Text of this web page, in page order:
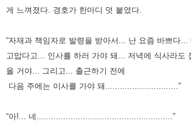
게 느껴졌다. 경호가 한마디 덧 붙였다.
“자재과 책임자로 발령을 받아서... 난 요즘 바쁘다
고맙다고... 인사를 하러 가야 돼... 저녁에 식사라도
올 거야... 그리고... 출근하기 전에
다음 주에는 이사를 가야 돼..............................”
“아!... 네........................................................”